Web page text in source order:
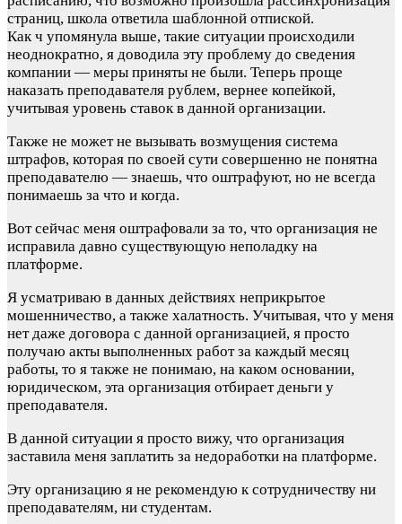
страниц, школа ответила шаблонной отпиской.
Как ч упомянула выше, такие ситуации происходили
неоднократно, я доводила эту проблему до сведения
компании — меры приняты не были. Теперь проще
наказать преподавателя рублем, вернее копейкой,
учитывая уровень ставок в данной организации.
Также не может не вызывать возмущения система
штрафов, которая по своей сути совершенно не понятна
преподавателю — знаешь, что оштрафуют, но не всегда
понимаешь за что и когда.
Вот сейчас меня оштрафовали за то, что организация не
исправила давно существующую неполадку на
платформе.
Я усматриваю в данных действиях неприкрытое
мошенничество, а также халатность. Учитывая, что у меня
нет даже договора с данной организацией, я просто
получаю акты выполненных работ за каждый месяц
работы, то я также не понимаю, на каком основании,
юридическом, эта организация отбирает деньги у
преподавателя.
В данной ситуации я просто вижу, что организация
заставила меня заплатить за недоработки на платформе.
Эту организацию я не рекомендую к сотрудничеству ни
преподавателям, ни студентам.